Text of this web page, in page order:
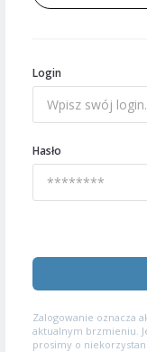
Login
Hasło
Zalogowanie oznacza
aktualnym brzmieniu.
prosimy o